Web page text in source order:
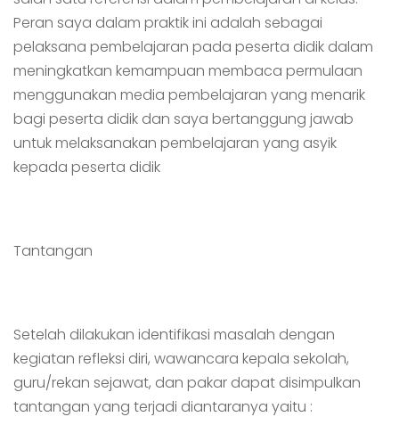
Peran saya dalam praktik ini adalah sebagai
pelaksana pembelajaran pada peserta didik dalam
meningkatkan kemampuan membaca permulaan
menggunakan media pembelajaran yang menarik
bagi peserta didik dan saya bertanggung jawab
untuk melaksanakan pembelajaran yang asyik
kepada peserta didik
Tantangan
Setelah dilakukan identifikasi masalah dengan
kegiatan refleksi diri, wawancara kepala sekolah,
guru/rekan sejawat, dan pakar dapat disimpulkan
tantangan yang terjadi diantaranya yaitu :